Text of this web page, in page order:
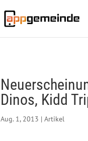
Dinos, Kidd
Aug. 1, 2013 | Artikel